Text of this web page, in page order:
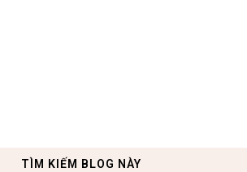
TÌM KIẾM BLOG NÀY